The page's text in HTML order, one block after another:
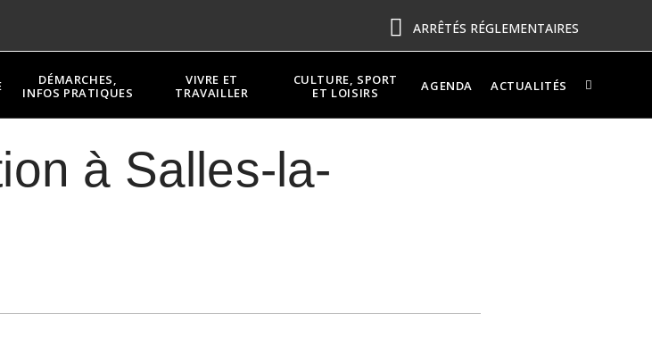
ARRÊTÉS RÉGLEMENTAIRES
DÉMARCHES,
INFOS PRATIQUES
VIVRE ET
TRAVAILLER
CULTURE, SPORT
ET LOISIRS
AGENDA ACTUALITÉS
à Salles-la-